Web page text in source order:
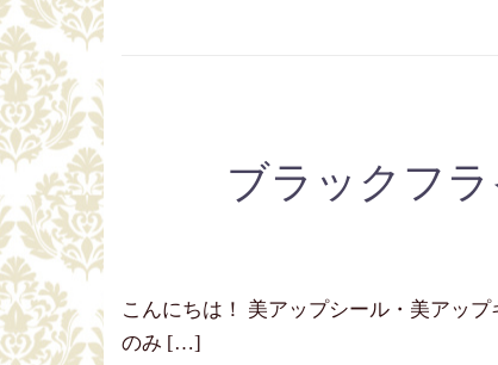
ブラックフ
こんにちは！ 美アップシール・美アッ
のみ […]